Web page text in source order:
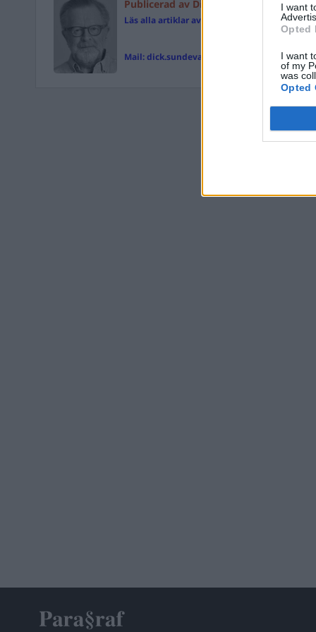
I want
Opted
I want
of my
was
Opted
Publicerad av Dick Sundevall
Läs alla artiklar av Dick Sundevall
Mail:dick.sundevall@magasinetparagraf.se